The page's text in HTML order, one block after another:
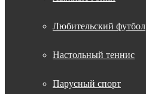
Любительский футбол
Настольный теннис
Парусный спорт